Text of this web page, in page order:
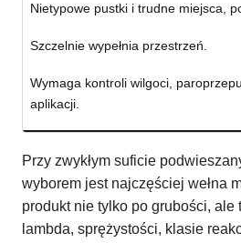
Nietypowe pustki i trudne miejsca,
Szczelnie wypełnia przestrzeń.
Wymaga kontroli wilgoci,
aplikacji.
Przy zwykłym suficie
wyborem jest najczęściej wełna
produkt nie tylko po grubości, ale
lambda, sprężystości, klasie